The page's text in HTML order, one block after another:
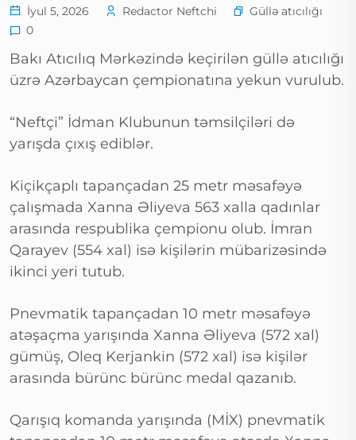
İyul 5, 2026 Redactor Neftchi
Güllə atıcılığı
0
Bakı Atıcılıq Mərkəzində keçirilən güllə atıcılığı
üzrə Azərbaycan çempionatına yekun vurulub.
“Neftçi” İdman Klubunun təmsilçiləri də
yarışda çıxış ediblər.
Kiçikçaplı tapançadan 25 metr məsafəyə
çalışmada Xanna Əliyeva 563 xalla qadınlar
arasında respublika çempionu olub. İmran
Qarayev (554 xal) isə kişilərin mübarizəsində
ikinci yeri tutub.
Pnevmatik tapançadan 10 metr məsafəyə
atəşaçma yarışında Xanna Əliyeva (572 xal)
gümüş, Oleq Kerjankin (572 xal) isə kişilər
arasında bürünc bürünc medal qazanıb.
Qarışıq komanda yarışında (MİX) pnevmatik